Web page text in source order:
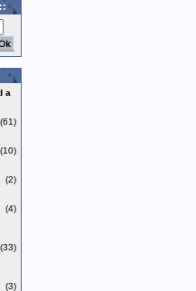
a
(61)
(10)
(2)
(4)
(33)
(3)